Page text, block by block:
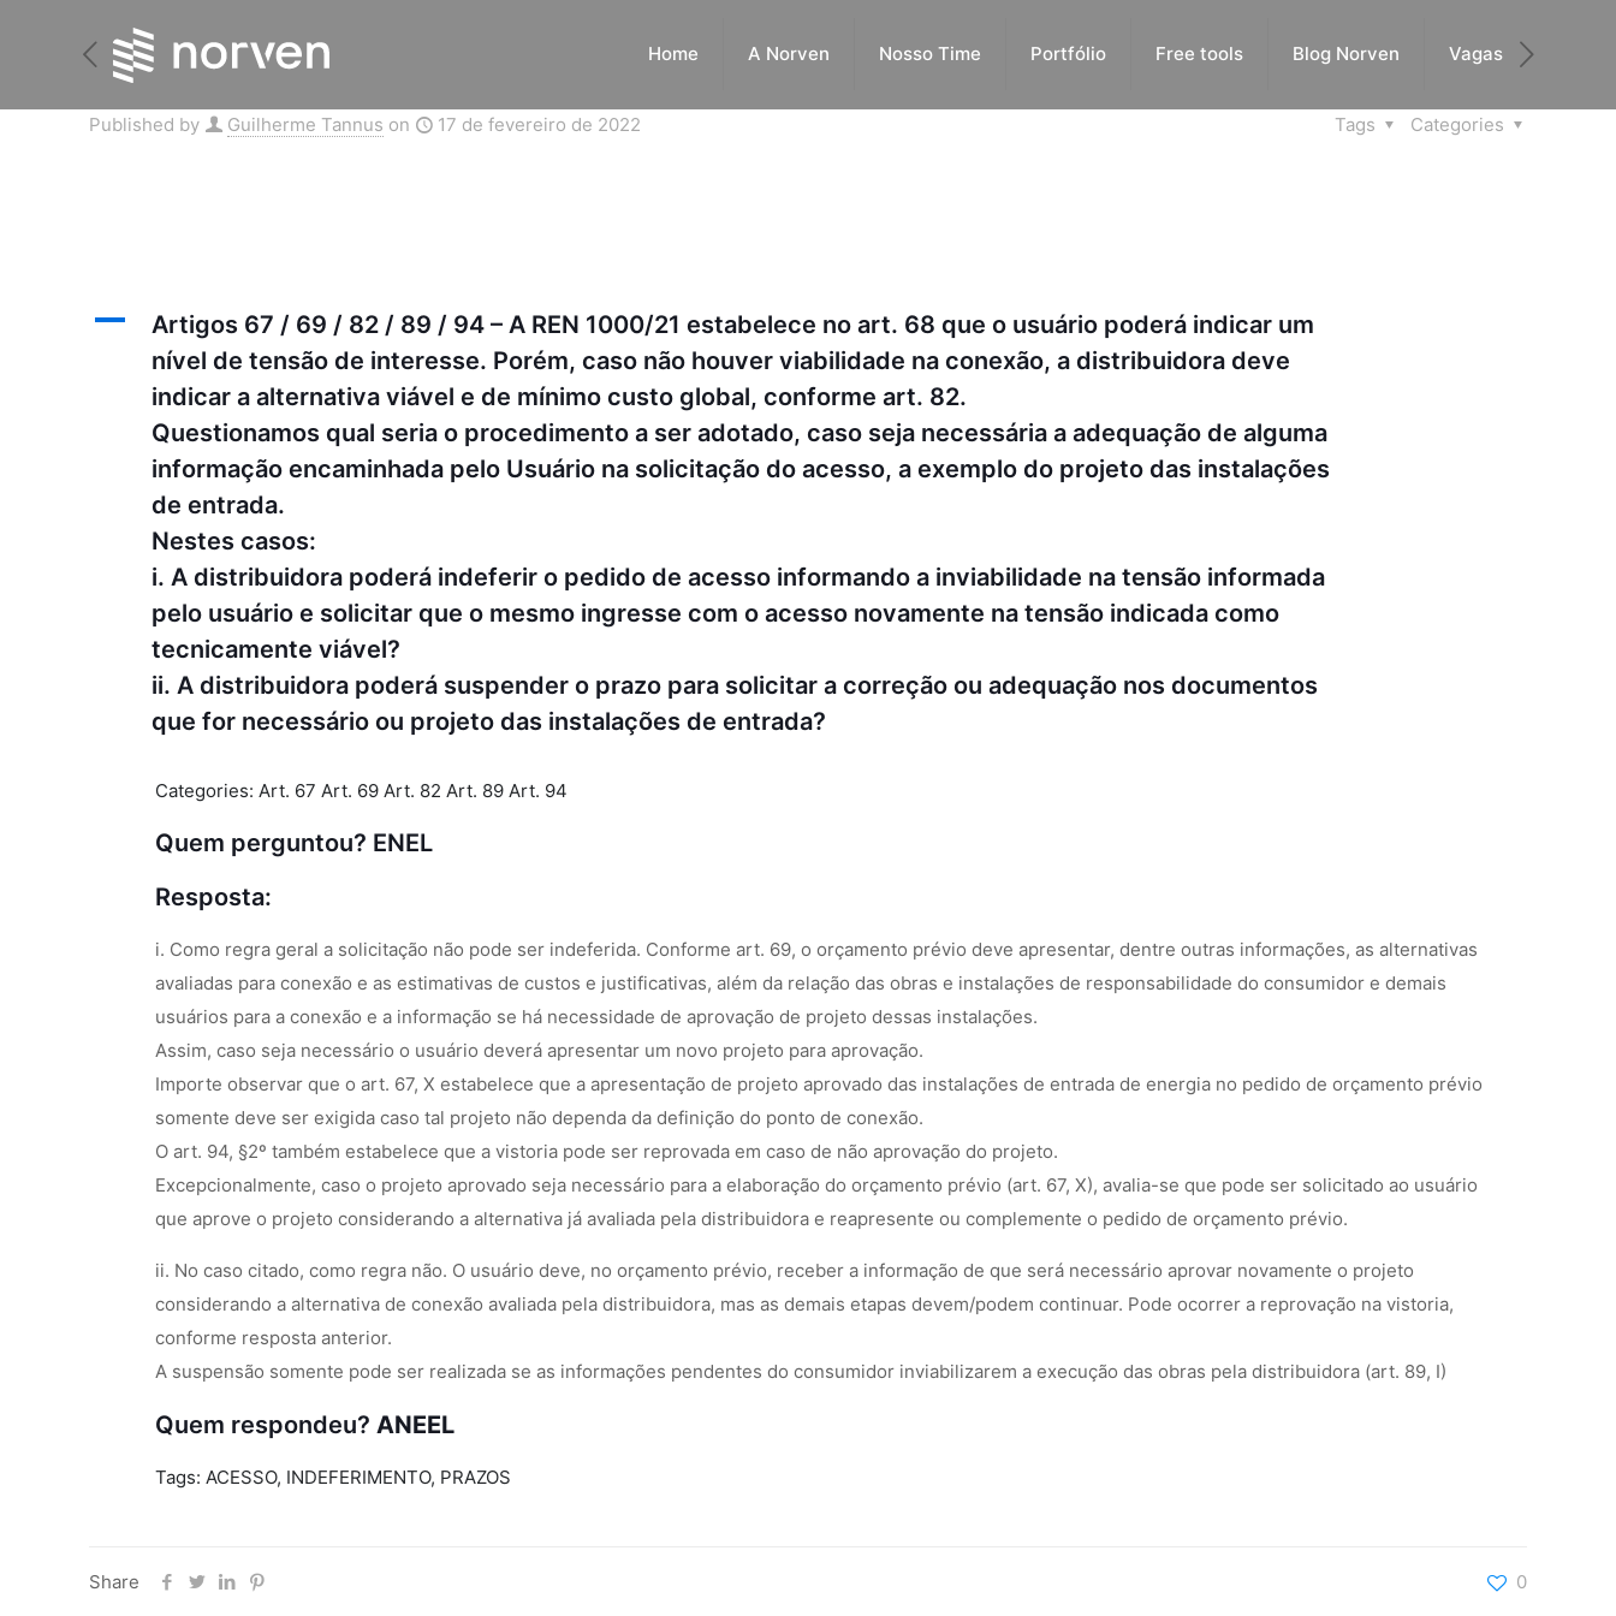
Home A Norven Nosso Time Portfólio Free tools Blog Norven Vagas
Published by Guilherme Tannus on 17 de fevereiro de 2022 Categories
Tags
A
Artigos 67 / 69 / 82 / 89 / 94 – A REN 1000/21 estabelece no art. 68 que o usuário poderá indicar um
nível de tensão de interesse. Porém, caso não houver viabilidade na conexão, a distribuidora deve
indicar a alternativa viável e de mínimo custo global, conforme art. 82.
Questionamos qual seria o procedimento a ser adotado, caso seja necessária a adequação de alguma
informação encaminhada pelo Usuário na solicitação do acesso, a exemplo do projeto das instalações
de entrada.
Nestes casos:
i. A distribuidora poderá indeferir o pedido de acesso informando a inviabilidade na tensão informada
pelo usuário e solicitar que o mesmo ingresse com o acesso novamente na tensão indicada como
tecnicamente viável?
ii. A distribuidora poderá suspender o prazo para solicitar a correção ou adequação nos documentos
que for necessário ou projeto das instalações de entrada?
Categories: Art. 67 Art. 69 Art. 82 Art. 89 Art. 94
Quem perguntou? ENEL
Resposta:
i. Como regra geral a solicitação não pode ser indeferida. Conforme art. 69, o orçamento prévio deve apresentar, dentre outras informações, as alternativas
avaliadas para conexão e as estimativas de custos e justificativas, além da relação das obras e instalações de responsabilidade do consumidor e demais
usuários para a conexão e a informação se há necessidade de aprovação de projeto dessas instalações.
Assim, caso seja necessário o usuário deverá apresentar um novo projeto para aprovação.
Importe observar que o art. 67, X estabelece que a apresentação de projeto aprovado das instalações de entrada de energia no pedido de orçamento prévio
somente deve ser exigida caso tal projeto não dependa da definição do ponto de conexão.
O art. 94, §2º também estabelece que a vistoria pode ser reprovada em caso de não aprovação do projeto.
Excepcionalmente, caso o projeto aprovado seja necessário para a elaboração do orçamento prévio (art. 67, X), avalia-se que pode ser solicitado ao usuário
que aprove o projeto considerando a alternativa já avaliada pela distribuidora e reapresente ou complemente o pedido de orçamento prévio.
ii. No caso citado, como regra não. O usuário deve, no orçamento prévio, receber a informação de que será necessário aprovar novamente o projeto
considerando a alternativa de conexão avaliada pela distribuidora, mas as demais etapas devem/podem continuar. Pode ocorrer a reprovação na vistoria,
conforme resposta anterior.
A suspensão somente pode ser realizada se as informações pendentes do consumidor inviabilizarem a execução das obras pela distribuidora (art. 89, I)
Quem respondeu?ANEEL
Tags: ACESSO, INDEFERIMENTO, PRAZOS
Share 0